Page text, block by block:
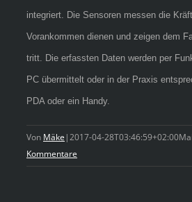
integriert. Die Sensoren messen die
Vorankommen dienen und zeigen dem
tritt. Die erfassten Daten werden per
PC übermittelt oder in der Praxis
PDA oder ein Handy.
Von Mäke |2017-04-28T03:46:59+02:00
Kommentare